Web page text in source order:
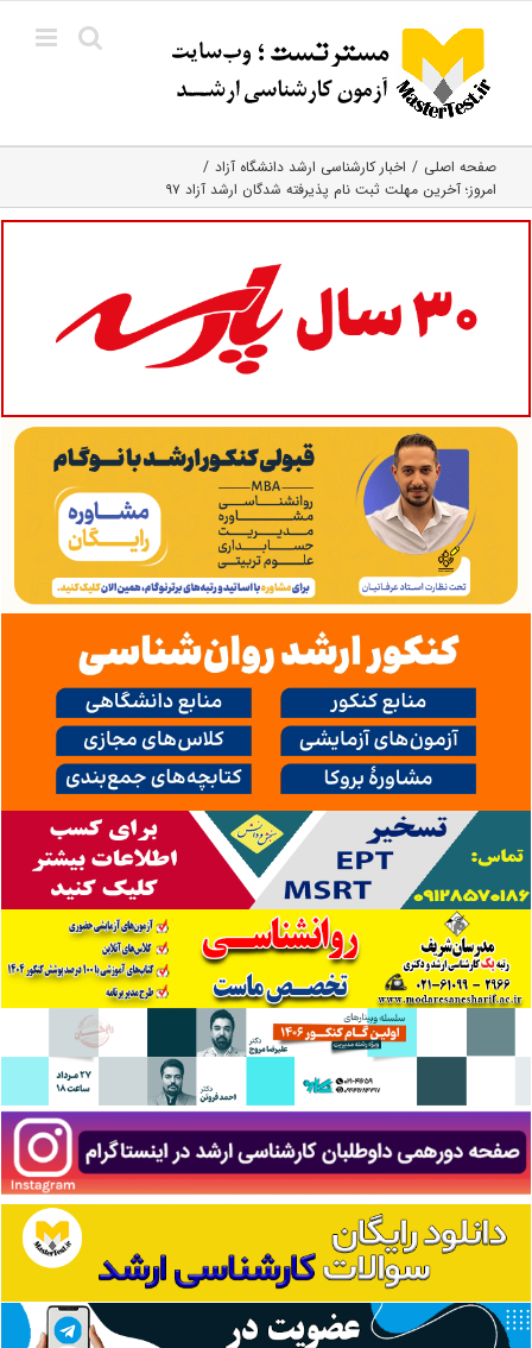
content
صفحه اصلی
اخبار کارشناسی ارشد دانشگاه آزاد
امروز؛ آخرین مهلت ثبت نام پذیرفته شدگان ارشد آزاد ۹۷